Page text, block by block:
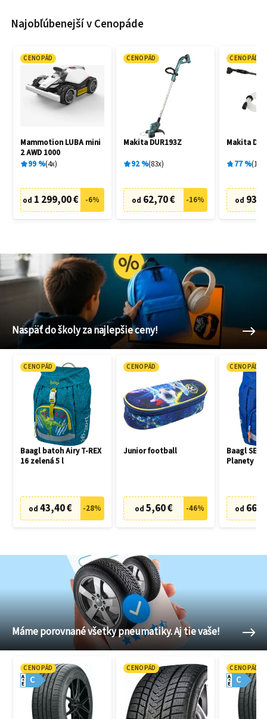
Najobľúbenejší v Cenopáde
CENOPÁD
Mammotion LUBA mini
2 AWD 1000
99% 4x
od 1 299,00 € -6%
CENOPÁD
Makita DUR193Z
92% 83x
od 62,70 € -16%
CENOPÁD
Makita
77% 19
od
Naspäť do školy za najlepšie ceny!
CENOPÁD
Baagl batoh Airy T-REX
16 zelená 5 l
od 43,40 € -28%
CENOPÁD
Junior football
od 5,60 € -46%
CENOPÁD
Baagl SET
Planety
od
Máme porovnané všetky pneumatiky. Aj tie vaše!
CENOPÁD
C
A
E
CENOPÁD CENOPÁD
C
A
E